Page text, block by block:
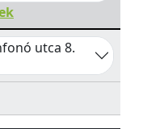
utca 8.